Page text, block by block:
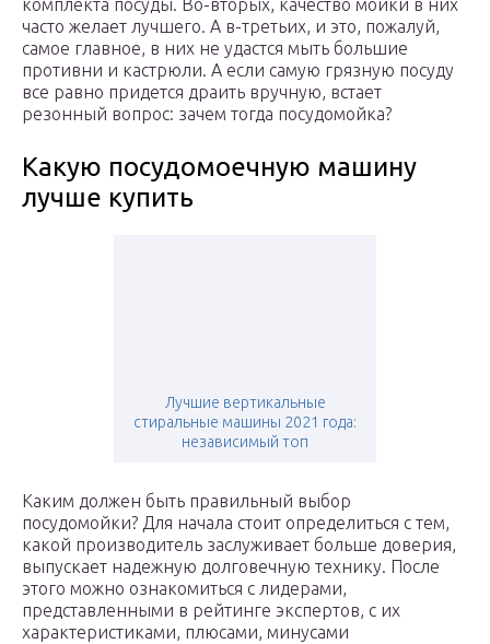
комплекта посуды. Во-вторых, качество мойки в них
часто желает лучшего. А в-третьих, и это, пожалуй,
самое главное, в них не удастся мыть большие
противни и кастрюли. А если самую грязную посуду
все равно придется драить вручную, встает
резонный вопрос: зачем тогда посудомойка?
Какую посудомоечную машину
лучше купить
Лучшие вертикальные
стиральные машины 2021 года:
независимый топ
Каким должен быть правильный выбор
посудомойки? Для начала стоит определиться с тем,
какой производитель заслуживает больше доверия,
выпускает надежную долговечную технику. После
этого можно ознакомиться с лидерами,
представленными в рейтинге экспертов, с их
характеристиками, плюсами, минусами